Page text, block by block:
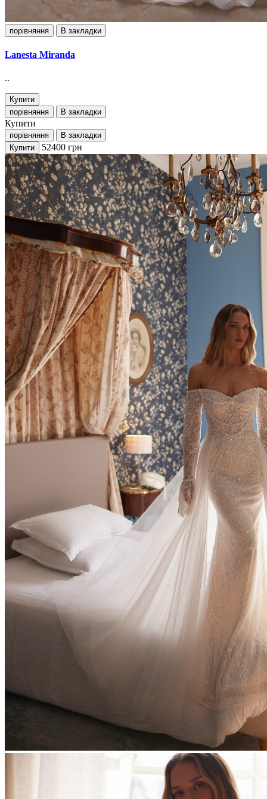
порівняння В закладки
Lanesta Miranda
..
Купити
порівняння
В закладки
Купити
порівняння
В закладки
Купити
52400 грн